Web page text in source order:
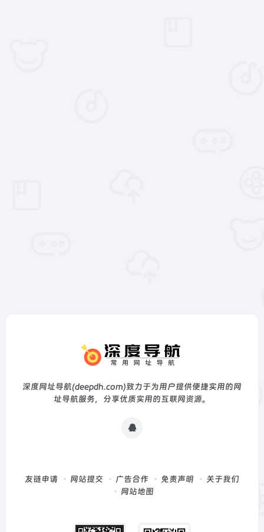
深度网址导航(deepdh.com)致力于为用户提供便捷实用的网
址导航服务，分享优质实用的互联网资源。
友链申请 网站提交 广告合作 免责声明
关于我们
网站地图